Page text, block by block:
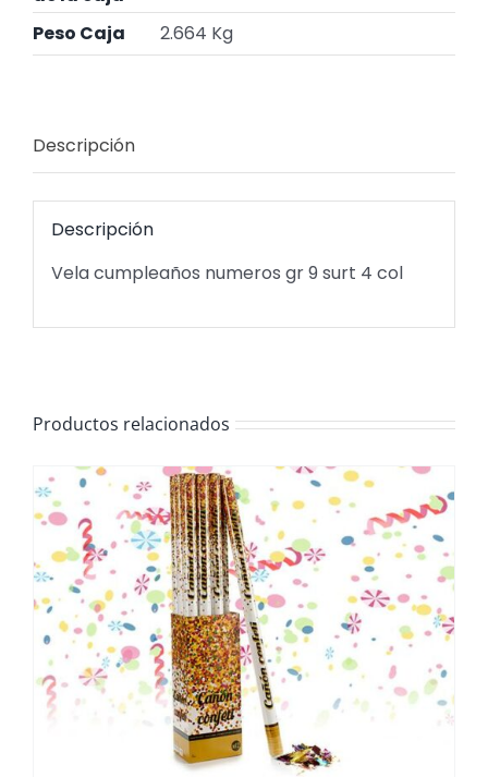
Peso Caja
2.664 Kg
Descripción
Descripción
Vela cumpleaños numeros gr 9 surt 4 col
Productos relacionados
/ DETALLES